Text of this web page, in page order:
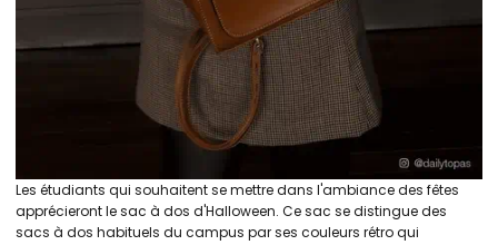
Les étudiants qui souhaitent se mettre dans l'ambiance des fêtes
apprécieront le sac à dos d'Halloween. Ce sac se distingue des
sacs à dos habituels du campus par ses couleurs rétro qui